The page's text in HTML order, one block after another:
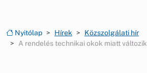
Nyitólap Hírek
Közszolgálati hír
A rendelés technikai okok miatt változik